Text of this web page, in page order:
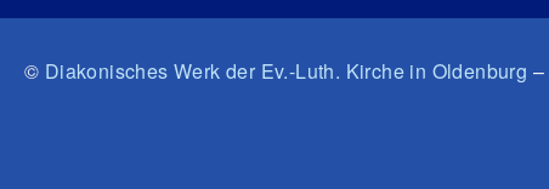
© Diakonisches Werk der Ev.-Luth. Kirche in Oldenburg –